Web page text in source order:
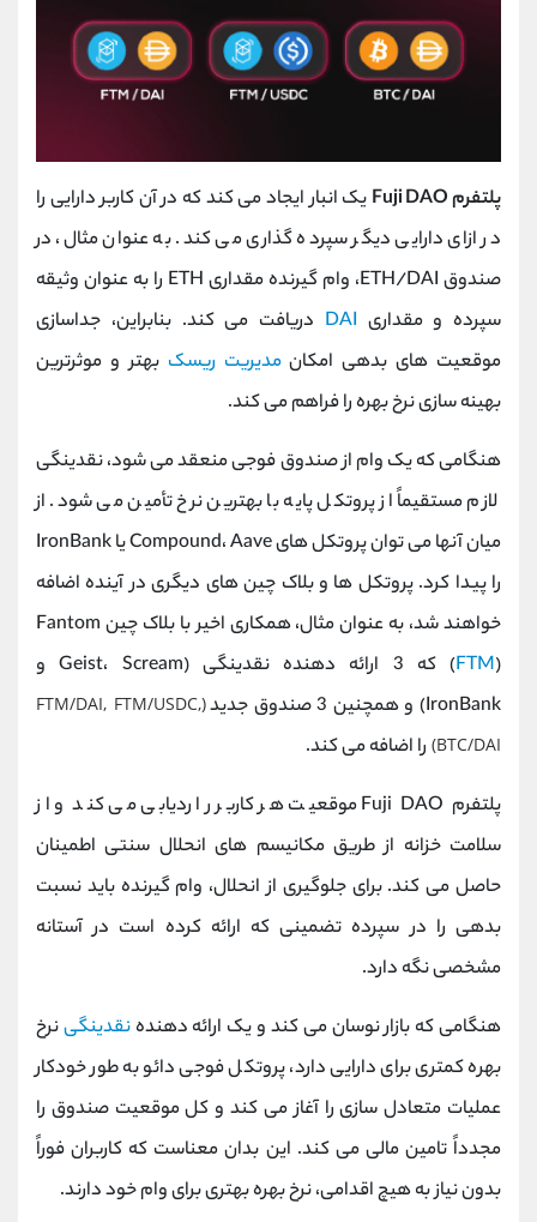
پلتفرم Fuji DAO
یک انبار ایجاد می کند که در آن کاربر دارایی را
در ازای دارایی دیگر سپرده گذاری می کند. به عنوان مثال، در
صندوق ETH/DAI، وام گیرنده مقداری ETH را به عنوان وثیقه
سپرده و مقداری DAI دریافت می کند. بنابراین، جداسازی
موقعیت های بدهی امکانمدیریت ریسک بهتر و موثرترین
بهینه سازی نرخ بهره را فراهم می کند.
هنگامی که یک وام از صندوق فوجی منعقد می شود، نقدینگی
لازم مستقیماً از پروتکل پایه با بهترین نرخ تأمین می شود. از
میان آنها می توان پروتکل های Compound، Aave یا IronBank
را پیدا کرد. پروتکل ها و بلاک چین های دیگری در آینده اضافه
خواهند شد، به عنوان مثال، همکاری اخیر با بلاک چین Fantom
(FTM
) که 3 ارائه دهنده نقدینگی (Geist، Scream و
IronBank) و همچنین 3 صندوق جدید
(FTM/DAI, FTM/USDC,
BTC/DAI) را اضافه می کند.
پلتفرم Fuji DAO موقعیت هر کاربر را ردیابی می کند و از
سلامت خزانه از طریق مکانیسم های انحلال سنتی اطمینان
حاصل می کند. برای جلوگیری از انحلال، وام گیرنده باید نسبت
بدهی را در سپرده تضمینی که ارائه کرده است در آستانه
مشخصی نگه دارد.
هنگامی که بازار نوسان می کند و یک ارائه دهندهنقدینگینرخ
بهره کمتری برای دارایی دارد، پروتکل فوجی دائو به طور خودکار
عملیات متعادل سازی را آغاز می کند و کل موقعیت صندوق را
مجدداً تامین مالی می کند. این بدان معناست که کاربران فوراً
بدون نیاز به هیچ اقدامی، نرخ بهره بهتری برای وام خود دارند.